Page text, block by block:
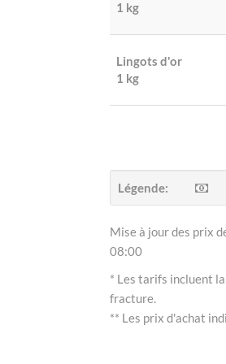
1 kg
Lingots d'or
1 kg
Légende:
Mise à jour des prix
08:00
* Les tarifs incluent
fracture.
** Les prix d'achat